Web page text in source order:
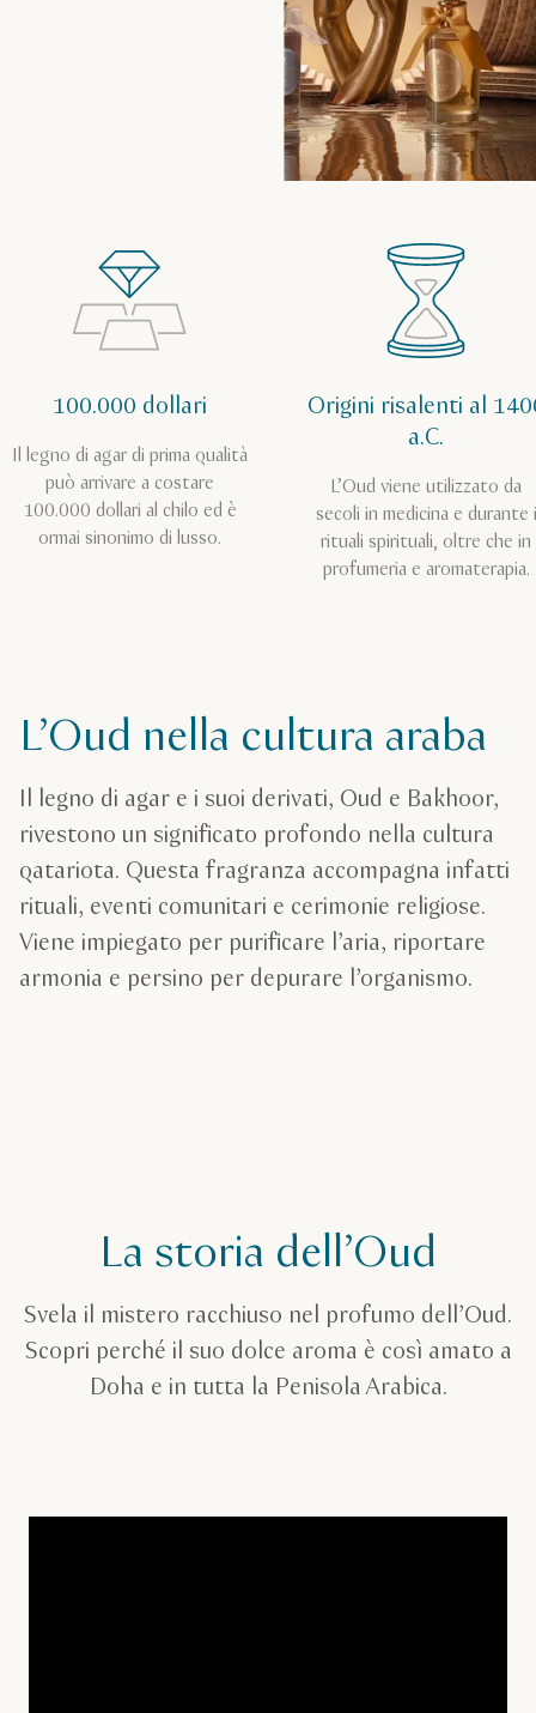
100.000 dollari
Il legno di agar di prima qualità
può arrivare a costare
100.000 dollari al chilo ed è
ormai sinonimo di lusso.
Origini risalenti al
a.C.
L’Oud viene utilizzato da
secoli in medicina e durante i
rituali spirituali, oltre che in
profumeria e aromaterapia.
L’Oud nella cultura araba
Il legno di agar e i suoi derivati, Oud e Bakhoor,
rivestono un significato profondo nella cultura
qatariota. Questa fragranza accompagna infatti
rituali, eventi comunitari e cerimonie religiose.
Viene impiegato per purificare l’aria, riportare
armonia e persino per depurare l’organismo.
La storia dell’Oud
Svela il mistero racchiuso nel profumo dell’Oud.
Scopri perché il suo dolce aroma è così amato a
Doha e in tutta la Penisola Arabica.